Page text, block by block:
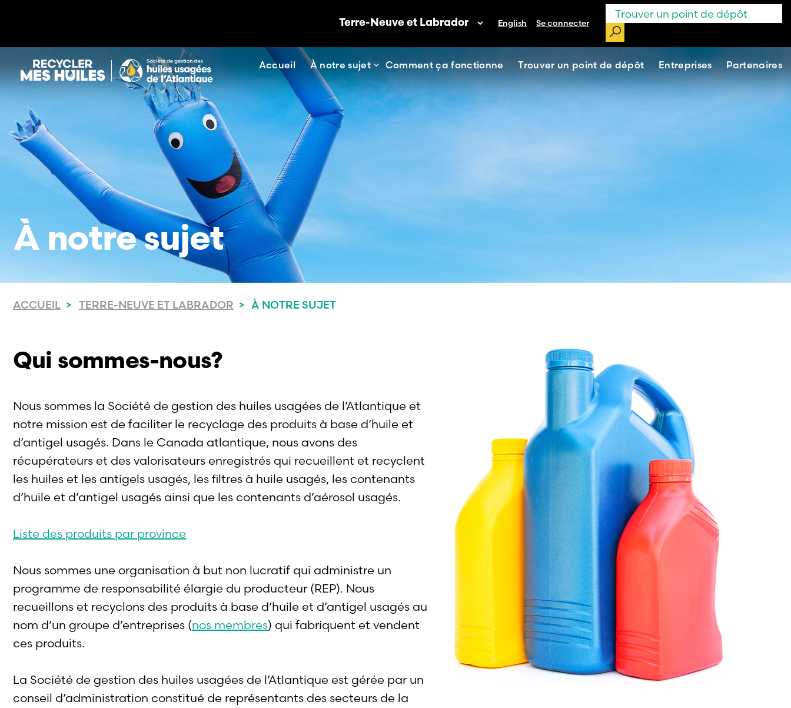
English Se connecter
Accueil À notre sujet Comment ça fonctionne Trouver un point de dépôt Entreprises Partenaires
À notre sujet
ACCUEIL TERRE-NEUVE ET LABRADOR À NOTRE SUJET
Qui sommes-nous?
Nous sommes la Société de gestion des huiles usagées de l’Atlantique et
notre mission est de faciliter le recyclage des produits à base d’huile et
d’antigel usagés. Dans le Canada atlantique, nous avons des
récupérateurs et des valorisateurs enregistrés qui recueillent et recyclent
les huiles et les antigels usagés, les filtres à huile usagés, les contenants
d’huile et d’antigel usagés ainsi que les contenants d’aérosol usagés.
Liste des produits par province
Nous sommes une organisation à but non lucratif qui administre un
programme de responsabilité élargie du producteur (REP). Nous
recueillons et recyclons des produits à base d’huile et d’antigel usagés au
nom d’un groupe d’entreprises (nos membres) qui fabriquent et vendent
ces produits.
La Société de gestion des huiles usagées de l’Atlantique est gérée par un
conseil d’administration constitué de représentants des secteurs de la